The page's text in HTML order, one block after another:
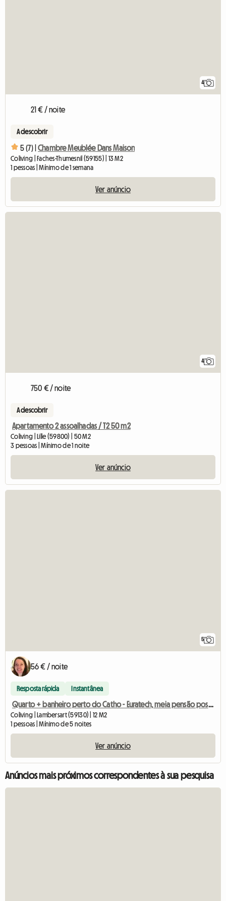
4
21 € / noite
A descobrir
5 (7) | Chambre Meublée Dans Maison
Coliving | Faches-Thumesnil (59155) | 13 M2
1 pessoas | Mínimo de 1 semana
Ver anúncio
4
750 € / noite
A descobrir
Apartamento 2 assoalhadas / T2 50 m2
Coliving | Lille (59800) | 50 M2
3 pessoas | Mínimo de 1 noite
Ver anúncio
5
56 € / noite
Resposta rápida Instantânea
Quarto + banheiro perto do Catho - Euratech, meia pensão possível
Coliving | Lambersart (59130) | 12 M2
1 pessoas | Mínimo de 5 noites
Ver anúncio
Anúncios mais próximos correspondentes à sua pesquisa